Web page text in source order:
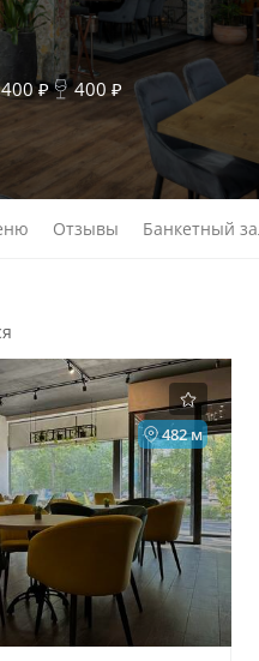
400 ₽ 400 ₽
Отзывы Банкетный
482 м